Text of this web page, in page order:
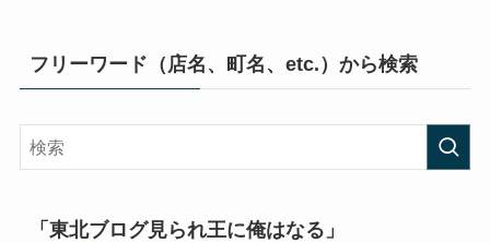
フリーワード（店名、町名、etc.）から検索
「東北ブログ見られ王に俺はなる」